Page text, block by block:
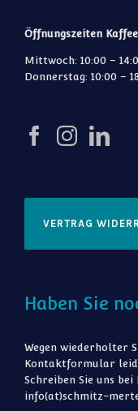
Öffnungszeiten
Mittwoch: 10:00 –
Donnerstag: 10:00 –
VERTRAG
Haben Sie
Wegen wiederholter
Kontaktformular
Schreiben Sie uns
info(at)schmitz-